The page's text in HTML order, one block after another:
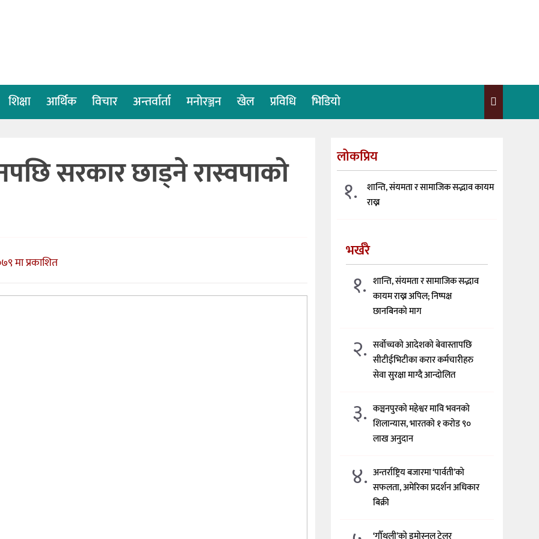
शिक्षा आर्थिक विचार अन्तर्वार्ता मनोरञ्जन खेल प्रविधि भिडियो
सरकार छाड्ने रास्वपाको
मा प्रकाशित
लोकप्रिय
१.
शान्ति, संयमता र सामाजिक सद्भाव कायम
राख्न
भर्खरै
१. शान्ति, संयमता र सामाजिक सद्भाव
कायम राख्न अपिल; निष्पक्ष
छानबिनको माग
२. सर्वोच्चको आदेशको बेवास्तापछि
सीटीईभिटीका करार कर्मचारीहरु
सेवा सुरक्षा माग्दै आन्दोलित
३. कञ्चनपुरको महेश्वर मावि भवनको
शिलान्यास, भारतको १ करोड ९०
लाख अनुदान
४. अन्तर्राष्ट्रिय बजारमा ‘पार्वती’को
सफलता, अमेरिका प्रदर्शन अधिकार
बिक्री